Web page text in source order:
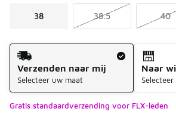
38 38.5 40
Verzendmethode
Verzenden naar mij
Selecteer uw maat
Naar
Selecteer
Gratis standaardverzending voor FLX-leden